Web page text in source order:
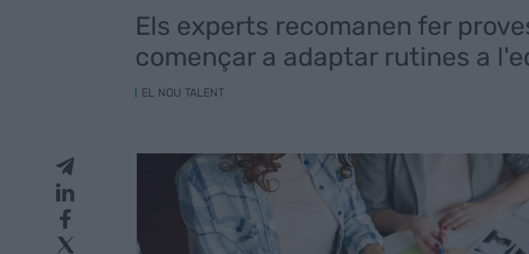
Els experts recomanen fer
començar a adaptar rutines a
EL NOU TALENT